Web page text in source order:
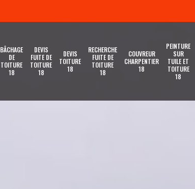
BÂCHAGE
DE
TOITURE
18
DEVIS
FUITE DE
TOITURE
18
DEVIS
TOITURE
18
RECHERCHE
FUITE DE
TOITURE
18
COUVREUR
CHARPENTIER
18
PEINTURE
SUR
TUILE ET
TOITURE
18